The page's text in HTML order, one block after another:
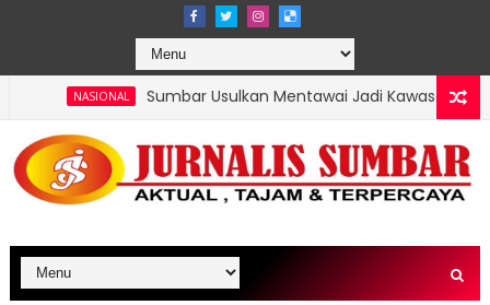
Sumbar Usulkan Mentawai Jadi Kawasan Tambak Udang